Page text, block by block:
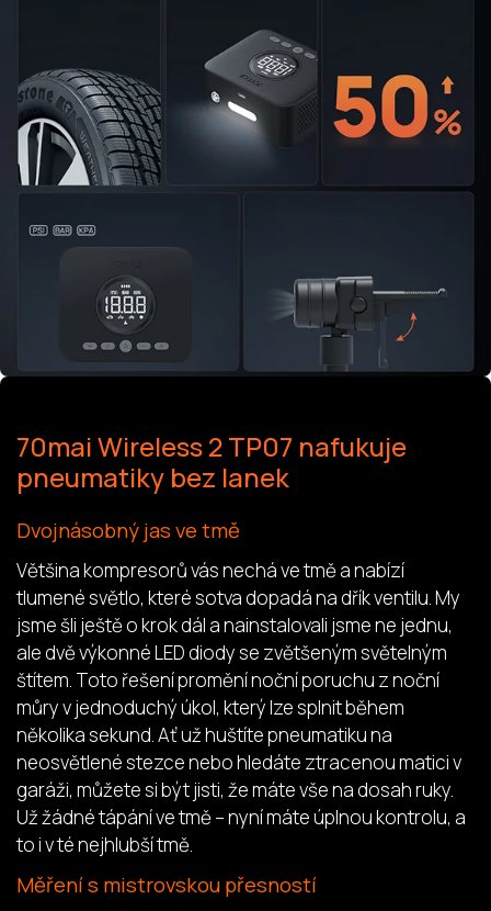
70mai Wireless 2 TP07 nafukuje
pneumatiky bez lanek
Dvojnásobný jas ve tmě
Většina kompresorů vás nechá ve tmě a nabízí
tlumené světlo, které sotva dopadá na dřík ventilu. My
jsme šli ještě o krok dál a nainstalovali jsme ne jednu,
ale dvě výkonné LED diody se zvětšeným světelným
štítem. Toto řešení promění noční poruchu z noční
můry v jednoduchý úkol, který lze splnit během
několika sekund. Ať už huštíte pneumatiku na
neosvětlené stezce nebo hledáte ztracenou matici v
garáži, můžete si být jisti, že máte vše na dosah ruky.
Už žádné tápání ve tmě – nyní máte úplnou kontrolu, a
to i v té nejhlubší tmě.
Měření s mistrovskou přesností